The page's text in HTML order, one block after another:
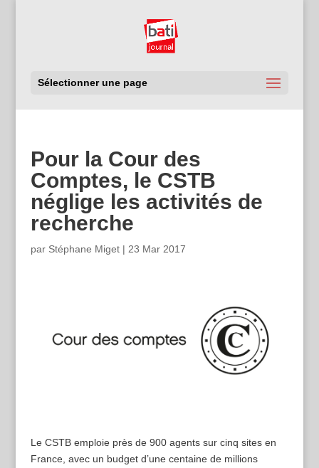
Sélectionner une page
Pour la Cour des
Comptes, le CSTB
néglige les activités de
recherche
par Stéphane Miget| 23 Mar 2017
Le CSTB emploie près de 900 agents sur cinq sites en
France, avec un budget d’une centaine de millions